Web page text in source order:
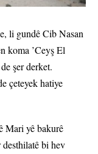
li gundê Cib Nasan
koma ’Ceyş El
şer derket.
çeteyek hatiye
Mari yê bakurê
desthilatê bi hev